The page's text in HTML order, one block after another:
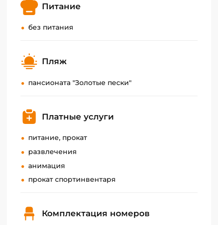
Питание
без питания
Пляж
пансионата "Золотые пески"
Платные услуги
питание, прокат
развлечения
анимация
прокат спортинвентаря
Комплектация номеров